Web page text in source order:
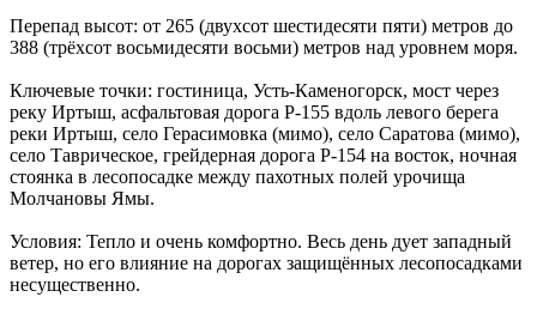
Перепад высот: от 265 (двухсот шестидесяти пяти) метров до
388 (трёхсот восьмидесяти восьми) метров над уровнем моря.
Ключевые точки: гостиница, Усть-Каменогорск, мост через
реку Иртыш, асфальтовая дорога P-155 вдоль левого берега
реки Иртыш, село Герасимовка (мимо), село Саратова (мимо),
село Таврическое, грейдерная дорога P-154 на восток, ночная
стоянка в лесопосадке между пахотных полей урочища
Молчановы Ямы.
Условия: Тепло и очень комфортно. Весь день дует западный
ветер, но его влияние на дорогах защищённых лесопосадками
несущественно.